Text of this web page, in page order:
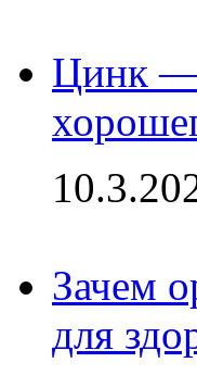
Цинк —
Зачем
для